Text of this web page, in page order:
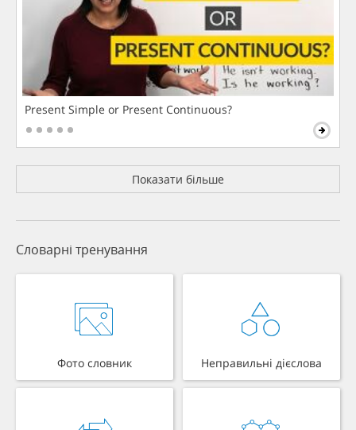
Present Simple or Present Continuous?
Показати більше
Словарні тренування
Фото словник Неправильні дієслова